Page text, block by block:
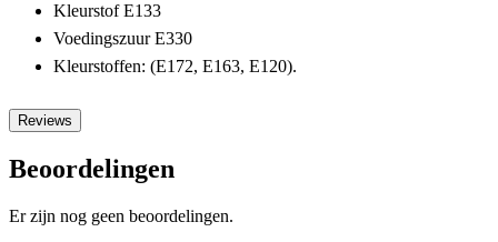
Kleurstof E133
Voedingszuur E330
Kleurstoffen: (E172, E163, E120).
Reviews
Beoordelingen
Er zijn nog geen beoordelingen.